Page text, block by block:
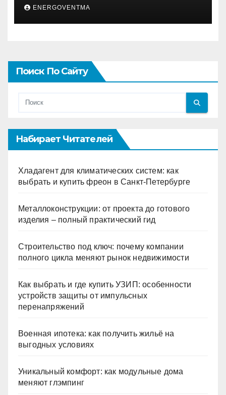
ENERGOVENTMA
Поиск По Сайту
Набирает Читателей
Хладагент для климатических систем: как
выбрать и купить фреон в Санкт-Петербурге
Металлоконструкции: от проекта до готового
изделия – полный практический гид
Строительство под ключ: почему компании
полного цикла меняют рынок недвижимости
Как выбрать и где купить УЗИП: особенности
устройств защиты от импульсных
перенапряжений
Военная ипотека: как получить жильё на
выгодных условиях
Уникальный комфорт: как модульные дома
меняют глэмпинг